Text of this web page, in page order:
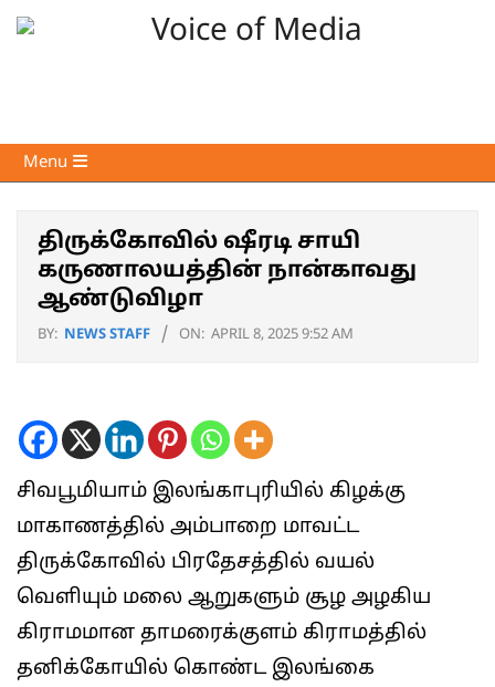
Skip
Voice
of
Primary
Navigation
Menu
திருக்கோவில் ஷீரடி சாயி
கருணாலயத்தின் நான்காவது
ஆண்டுவிழா
BY: NEWS STAFF ON: APRIL 8, 2025 9:52 AM
சிவபூமியாம் இலங்காபுரியில் கிழக்கு
மாகாணத்தில் அம்பாறை மாவட்ட
திருக்கோவில் பிரதேசத்தில் வயல்
வெளியும் மலை ஆறுகளும் சூழ அழகிய
கிராமமான தாமரைக்குளம் கிராமத்தில்
தனிக்கோயில் கொண்ட இலங்கை